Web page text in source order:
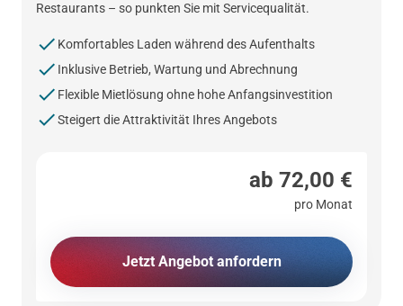
Restaurants – so punkten Sie mit Servicequalität.
Komfortables Laden während des Aufenthalts
Inklusive Betrieb, Wartung und Abrechnung
Flexible Mietlösung ohne hohe Anfangsinvestition
Steigert die Attraktivität Ihres Angebots
ab 72,00 €
pro Monat
Jetzt Angebot anfordern